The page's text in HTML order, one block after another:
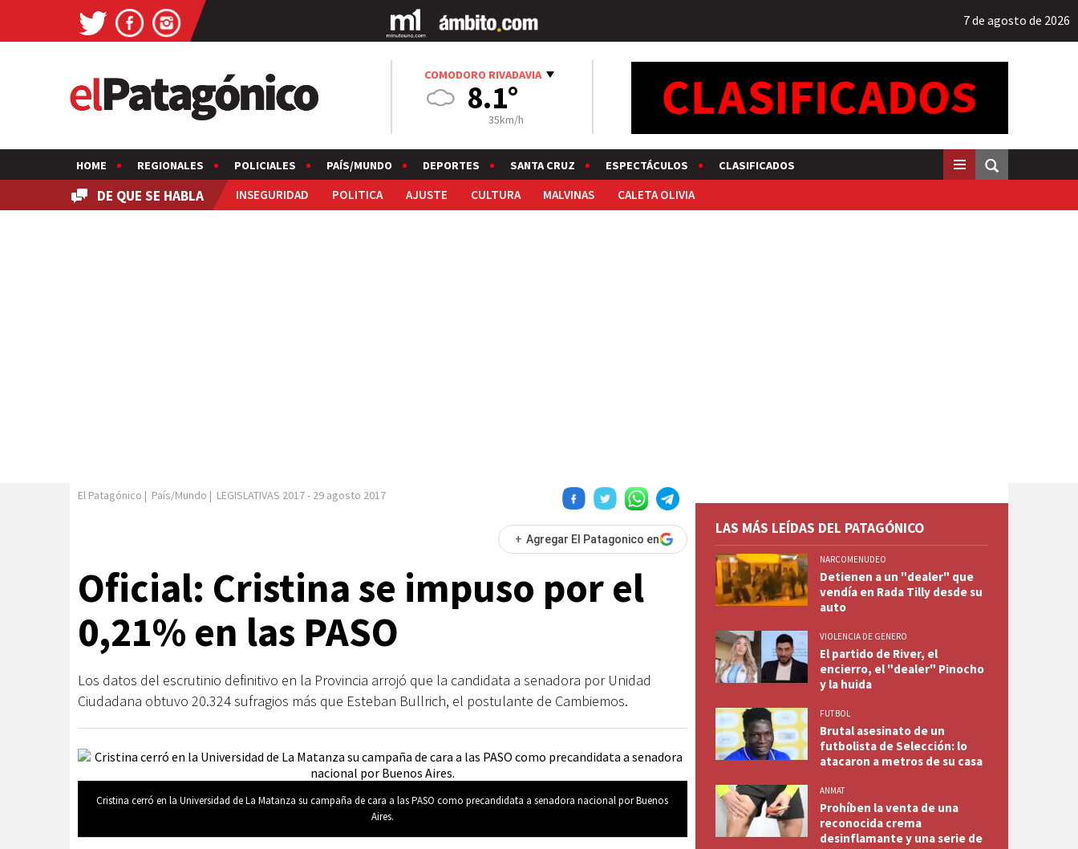
7 de agosto de 2026
COMODORO RIVADAVIA
8.1°
35km/h
HOME REGIONALES POLICIALES PAÍS/MUNDO DEPORTES SANTA CRUZ ESPECTÁCULOS CLASIFICADOS
DE QUE SE HABLA INSEGURIDAD POLITICA AJUSTE CULTURA MALVINAS CALETA OLIVIA
El Patagónico | País/Mundo | LEGISLATIVAS 2017- 29 agosto 2017
+ Agregar El Patagonico en
Oficial: Cristina se impuso por el
0,21% en las PASO
Los datos del escrutinio definitivo en la Provincia arrojó que la candidata a senadora por Unidad
Ciudadana obtuvo 20.324 sufragios más que Esteban Bullrich, el postulante de Cambiemos.
Cristina cerró en la Universidad de La Matanza su campaña de cara a las PASO como precandidata a senadora nacional por Buenos
Aires.
LAS MÁS LEÍDAS DEL PATAGÓNICO
NARCOMENUDEO
Detienen a un "dealer" que
vendía en Rada Tilly desde su
auto
VIOLENCIA DE GENERO
El partido de River, el
encierro, el "dealer" Pinocho
y la huida
FUTBOL
Brutal asesinato de un
futbolista de Selección: lo
atacaron a metros de su casa
ANMAT
Prohíben la venta de una
reconocida crema
desinflamante y una serie de